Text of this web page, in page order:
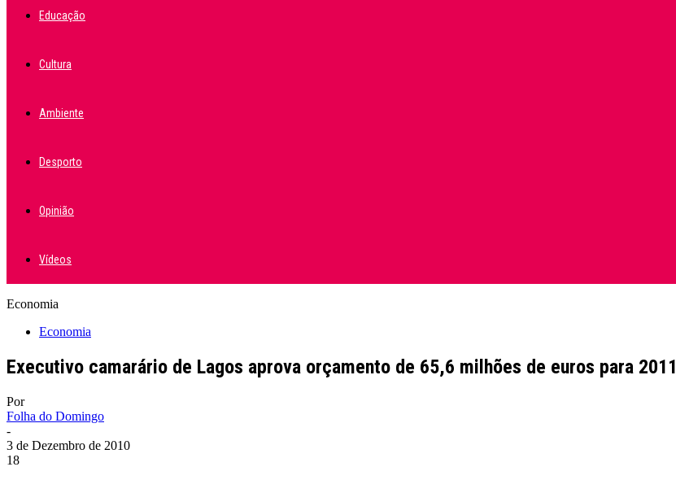
Educação
Cultura
Ambiente
Desporto
Opinião
Vídeos
Economia
Economia
Executivo camarário de Lagos aprova orçamento de 65,6 milhões de euros para 2011
Por
Folha do Domingo
-
3 de Dezembro de 2010
18